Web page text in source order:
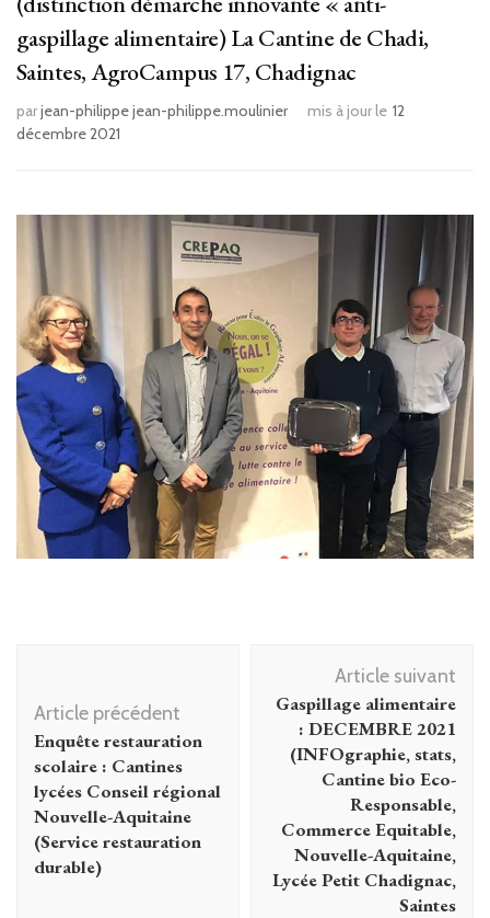
gaspillage alimentaire) La Cantine de Chadi,
Saintes, AgroCampus 17, Chadignac
parjean-philippe jean-philippe.moulinier mis à jour le 12
décembre 2021
Article précédent
Enquête restauration
scolaire : Cantines
lycées Conseil régional
Nouvelle-Aquitaine
(Service restauration
durable)
Article suivant
Gaspillage alimentaire
: DECEMBRE 2021
(INFOgraphie, stats,
Cantine bio Eco-
Responsable,
Commerce Equitable,
Nouvelle-Aquitaine,
Lycée Petit Chadignac,
Saintes